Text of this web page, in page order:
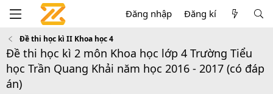
Đăng nhập Đăng kí
Đề thi học kì II Khoa học 4
Đề thi học kì 2 môn Khoa học lớp 4 Trường Tiểu
học Trần Quang Khải năm học 2016 - 2017 (có đáp
án)